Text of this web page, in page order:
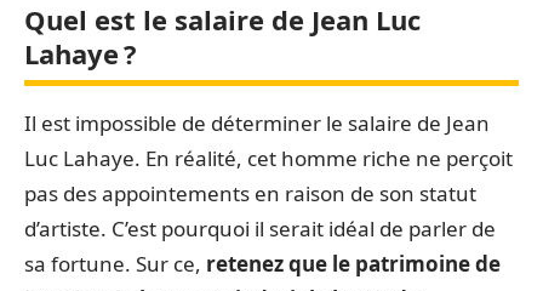
Quel est le salaire de Jean Luc
Lahaye ?
Il est impossible de déterminer le salaire de Jean
Luc Lahaye. En réalité, cet homme riche ne perçoit
pas des appointements en raison de son statut
d’artiste. C’est pourquoi il serait idéal de parler de
sa fortune. Sur ce, retenez que le patrimoine de